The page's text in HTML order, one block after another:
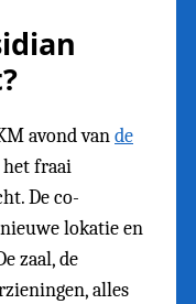
avond vande
fraai
De co-
lokatie en
zaal, de
alles